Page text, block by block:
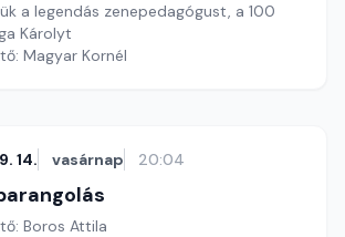
a legendás zenepedagógust, a 100
Károlyt
Magyar Kornél
14. vasárnap 20:04
Boros Attila